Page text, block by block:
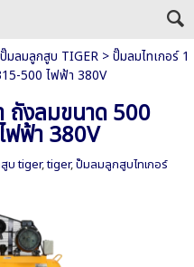
ปั๊มลมลูกสูบ TIGER>ปั๊มลมไทเกอร์ 1
500 ไฟฟ้า 380V
ถังลมขนาด 500
ฟ้า 380V
บ tiger,tiger,ปั๊มลมลูกสูบไทเกอร์